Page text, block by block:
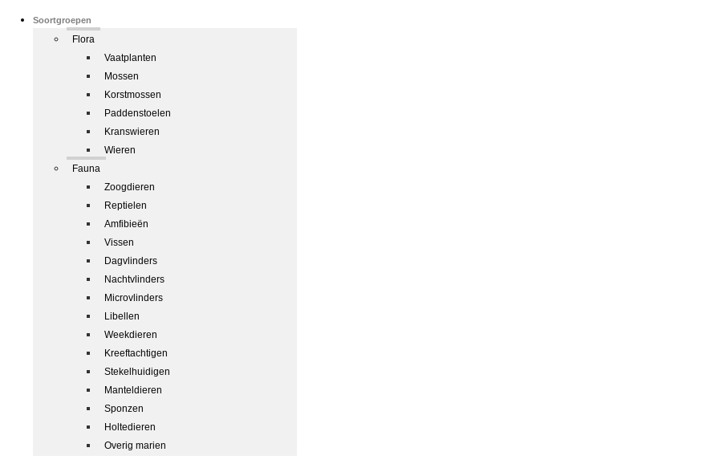
Soortgroepen
Flora
Vaatplanten
Mossen
Korstmossen
Paddenstoelen
Kranswieren
Wieren
Fauna
Zoogdieren
Reptielen
Amfibieën
Vissen
Dagvlinders
Nachtvlinders
Microvlinders
Libellen
Weekdieren
Kreeftachtigen
Stekelhuidigen
Manteldieren
Sponzen
Holtedieren
Overig marien